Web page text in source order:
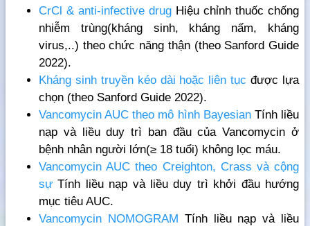
CrCl & anti-infective drug Hiệu chỉnh thuốc chống
nhiễm trùng(kháng sinh, kháng nấm, kháng
virus,..) theo chức năng thận (theo Sanford Guide
2022).
Kháng sinh truyền kéo dài hoặc liên tục được lựa
chọn (theo Sanford Guide 2022).
Vancomycin AUC theo mô hình BayesianTính liều
nạp và liều duy trì ban đầu của Vancomycin ở
bệnh nhân người lớn(≥ 18 tuổi) không lọc máu.
Vancomycin AUC theo Creighton, Crass và cộng
sự Tính liều nạp và liều duy trì khởi đầu hướng
mục tiêu AUC.
Vancomycin NOMOGRAM Tính liều nạp và liều